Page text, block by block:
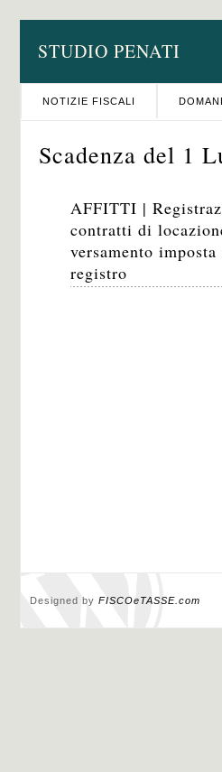
STUDIO PENATI
NOTIZIE FISCALI
Scadenza del 1
AFFITTI |
contratti di
versamento
registro
Designed by FISCOeTASSE.com